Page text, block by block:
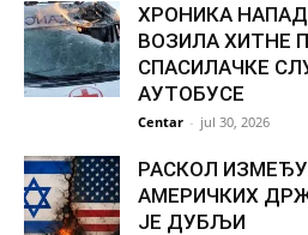
ХРОНИКА
ВОЗИЛА ХИТНЕ
СПАСИЛАЧКЕ
АУТОБУСЕ
Centar - jul 30, 2026
РАСКОЛ
АМЕРИЧКИХ
ЈЕ ДУБЉИ